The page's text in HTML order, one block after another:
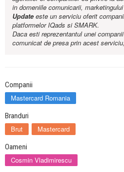
in domeniile comunicarii,
Updateeste un serviciu oferit
platformelor IQads si SMARK.
Daca esti reprezentantul unei
comunicat de presa prin acest
Companii
Mastercard Romania
Branduri
Brut Mastercard
Oameni
Cosmin Vladimirescu